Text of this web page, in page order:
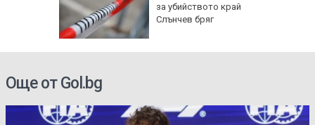
за убийството край
Слънчев бряг
Още от Gol.bg